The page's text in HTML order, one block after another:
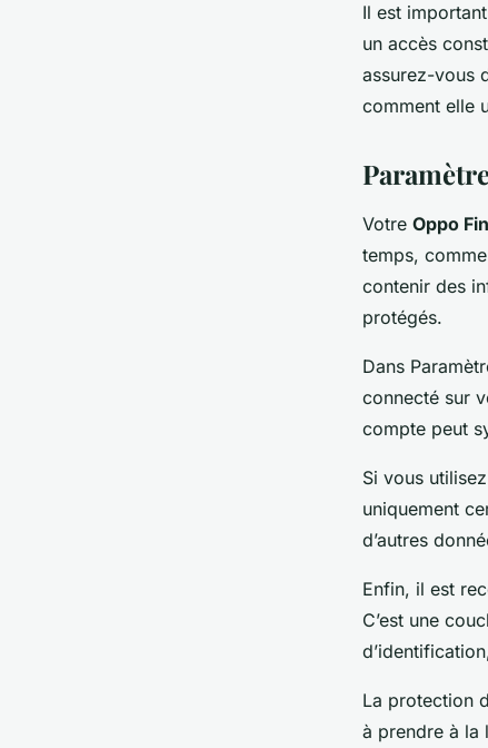
Il est
un accès
assurez-vous
comment elle
Votre Oppo
temps,
contenir des
protégés.
Dans
connecté sur
compte peut
Si vous
uniquement
d’autres
Enfin, il est
C’est une
La protection
à prendre à la